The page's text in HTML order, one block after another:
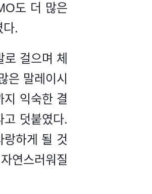
도 더 많은
다.
걸으며 체
은 말레이시
익숙한 결
고 덧붙였다.
하게 될 것
연스러워질